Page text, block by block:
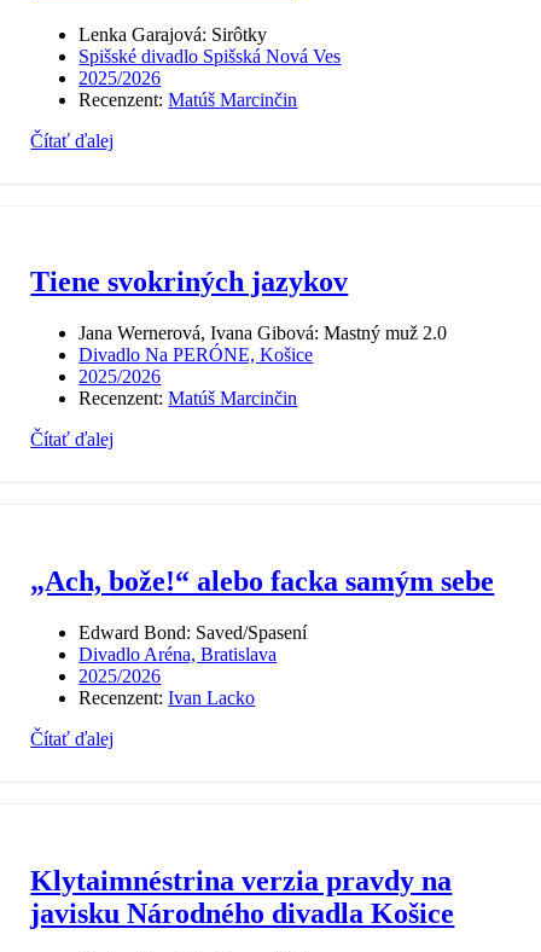
Lenka Garajová: Sirôtky
Spišské divadlo Spišská Nová Ves
2025/2026
Recenzent:Matúš Marcinčin
Čítať ďalej
Tiene svokriných jazykov
Jana Wernerová, Ivana Gibová: Mastný muž 2.0
Divadlo Na PERÓNE, Košice
2025/2026
Recenzent:Matúš Marcinčin
Čítať ďalej
„Ach, bože!“ alebo facka samým sebe
Edward Bond: Saved/Spasení
Divadlo Aréna, Bratislava
2025/2026
Recenzent:Ivan Lacko
Čítať ďalej
Klytaimnéstrina verzia pravdy na
javisku Národného divadla Košice